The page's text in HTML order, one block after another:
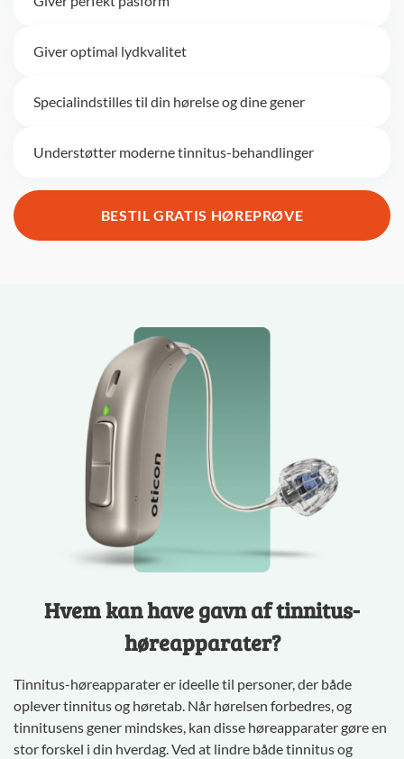
Giver optimal lydkvalitet
Specialindstilles til din hørelse og dine gener
Understøtter moderne tinnitus-behandlinger
BESTIL GRATIS HØREPRØVE
Hvem kan have gavn af tinnitus-
høreapparater?
Tinnitus-høreapparater er ideelle til personer, der både
oplever tinnitus og høretab. Når hørelsen forbedres, og
tinnitusens gener mindskes, kan disse høreapparater gøre en
stor forskel i din hverdag. Ved at lindre både tinnitus og